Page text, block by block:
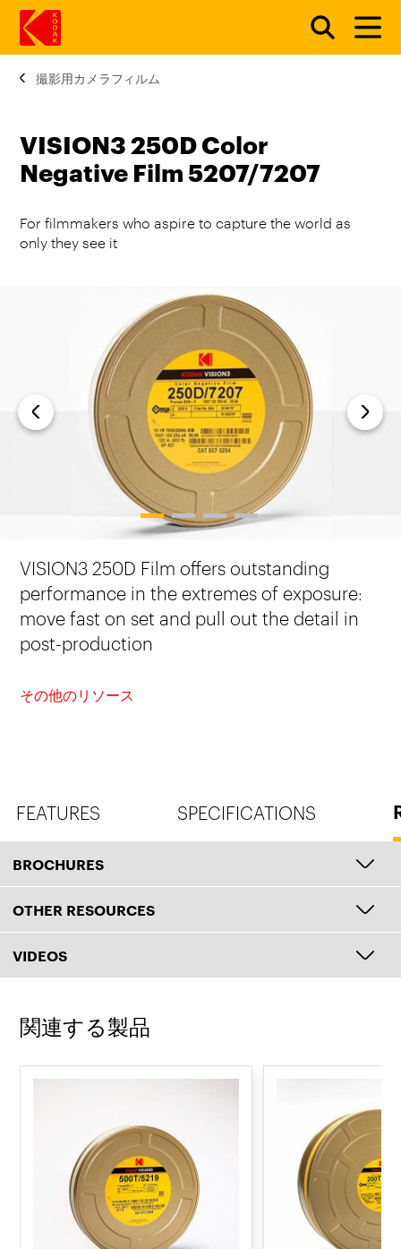
撮影用カメラフィルム
VISION3 250D Color
Negative Film 5207/7207
For filmmakers who aspire to capture the world as
1 2 3 4
VISION3 250D Film offers outstanding
performance in the extremes of exposure:
move fast on set and pull out the detail in
post-production
その他のリソース
FEATURES SPECIFICATIONS
BROCHURES
OTHER RESOURCES
VIDEOS
関連する製品